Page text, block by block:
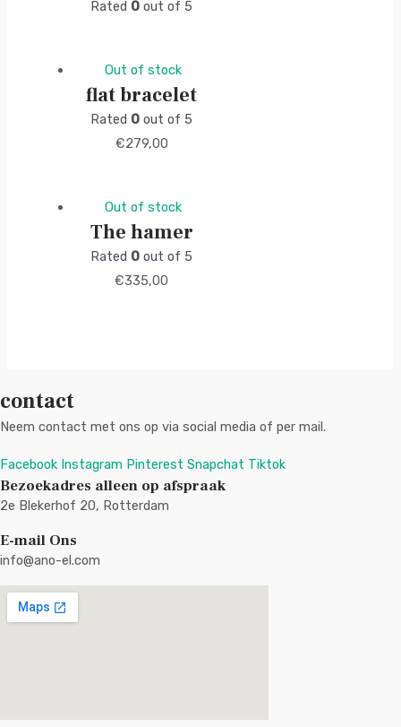
Rated 0 out of 5
Out of stock
flat bracelet
Rated 0 out of 5
€279,00
Out of stock
The hamer
Rated 0 out of 5
€335,00
contact
Neem contact met ons op via social media of per mail.
Facebook Instagram Pinterest Snapchat Tiktok
Bezoekadres alleen op afspraak
2e Blekerhof 20, Rotterdam
E-mail Ons
info@ano-el.com